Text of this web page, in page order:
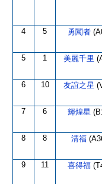
4 5 勇闖者
5 1 美麗千里
6 10 友誼之星
7 6 輝煌星
8 8 清福
9 11 喜得福